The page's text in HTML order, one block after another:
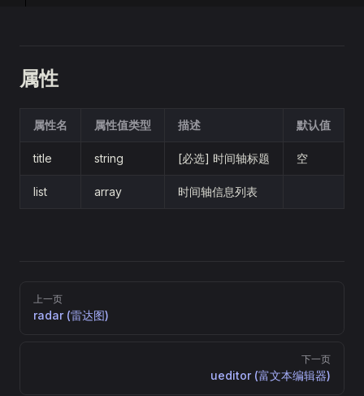
属性
属性名 属性值类型 描述 默认值
title string [必选] 时间轴标题 空
list array 时间轴信息列表
Pager
上一页
radar (雷达图)
下一页
ueditor (富文本编辑器)